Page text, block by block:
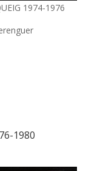
1974-1976
1980